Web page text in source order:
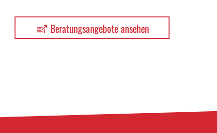
Beratungsangebote ansehen